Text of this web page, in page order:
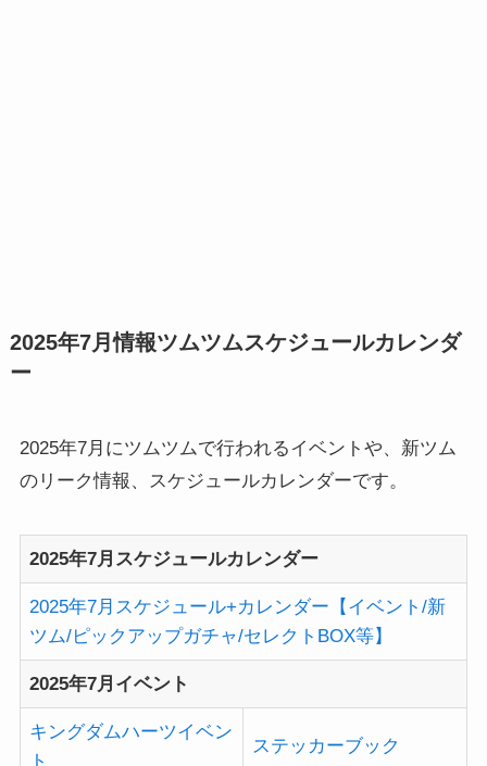
2025年7月情報ツムツムスケジュールカレンダ
ー
2025年7月にツムツムで行われるイベントや、新ツム
のリーク情報、スケジュールカレンダーです。
2025年7月スケジュールカレンダー
2025年7月スケジュール+カレンダー【イベント/新
ツム/ピックアップガチャ/セレクトBOX等】
2025年7月イベント
キングダムハーツイベン
ト
ステッカーブック